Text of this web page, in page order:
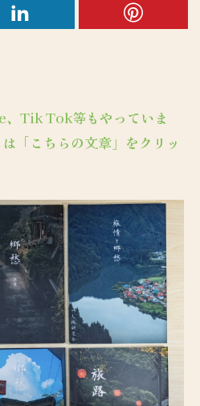
Tik Tok等もやっていま
「こちらの文章」をクリッ